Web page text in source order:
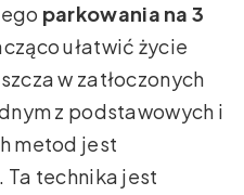
parkowania na 3
ułatwić życie
w zatłoczonych
z podstawowych i
metod jest
Ta technika jest